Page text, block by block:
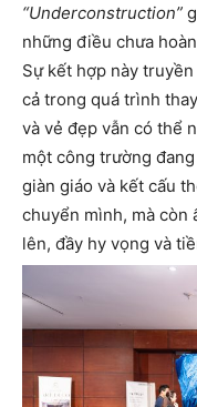
“Underconstruction”
những điều chưa
Sự kết hợp này
cả trong quá trình
và vẻ đẹp vẫn có thể
một công trường
giàn giáo và kết cấu
chuyển mình, mà còn
lên, đầy hy vọng và